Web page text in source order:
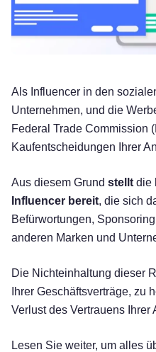
Als Influencer in den
Unternehmen, und die
Federal Trade Commission
Kaufentscheidungen Ihrer
Aus diesem Grund stellt die
Influencer bereit, die sich
Befürwortungen,
anderen Marken und
Die Nichteinhaltung dieser
Ihrer Geschäftsverträge, zu
Verlust des Vertrauens Ihrer
Lesen Sie weiter, um alles